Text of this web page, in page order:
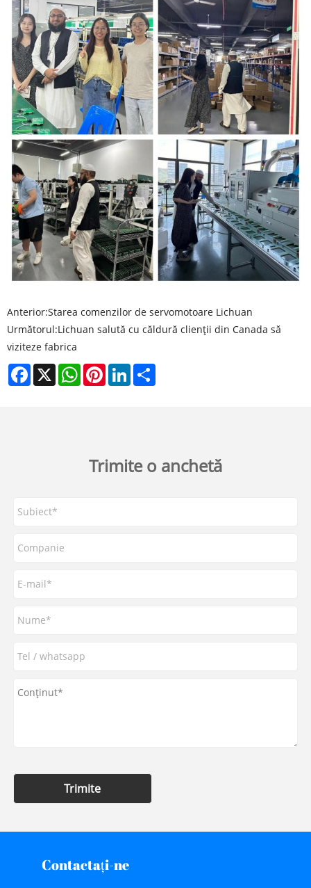
Anterior:Starea comenzilor de servomotoare Lichuan
Următorul:Lichuan salută cu căldură clienții din Canada să
viziteze fabrica
Facebook
X WhatsAppPinterestLinkedIn
Trimite o anchetă
Trimite
Contactaţi-ne